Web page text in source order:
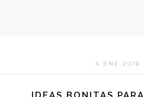
4 ENE 2016